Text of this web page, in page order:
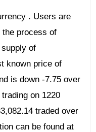
. Users are
the process of
of
known price of
is down -7.75 over
on 1220
traded over
can be found at